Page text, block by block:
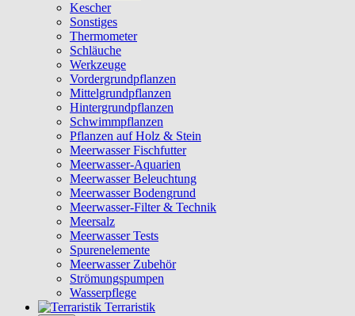
Kescher
Sonstiges
Thermometer
Schläuche
Werkzeuge
Vordergrundpflanzen
Mittelgrundpflanzen
Hintergrundpflanzen
Schwimmpflanzen
Pflanzen auf Holz & Stein
Meerwasser Fischfutter
Meerwasser-Aquarien
Meerwasser Beleuchtung
Meerwasser Bodengrund
Meerwasser-Filter & Technik
Meersalz
Meerwasser Tests
Spurenelemente
Meerwasser Zubehör
Strömungspumpen
Wasserpflege
Terraristik